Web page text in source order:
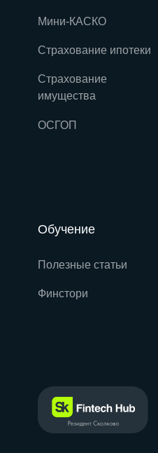
Обучение
Полезные статьи
Финстори
Страхование
имущества
ОСГОП
Страхование ипотеки
Мини-КАСКО